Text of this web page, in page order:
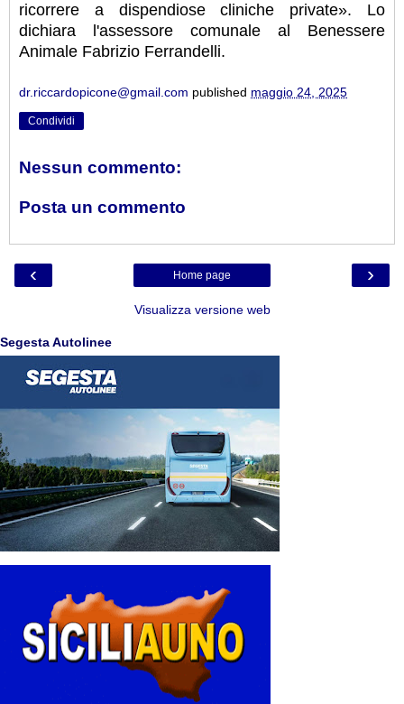
ricorrere a dispendiose cliniche private». Lo
dichiara l'assessore comunale al Benessere
Animale Fabrizio Ferrandelli.
dr.riccardopicone@gmail.com published maggio 24, 2025
Condividi
Nessun commento:
Posta un commento
‹ ›
Home page
Visualizza versione web
Segesta Autolinee